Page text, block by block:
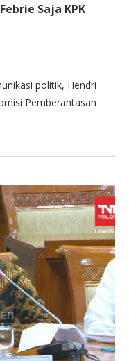
Saja KPK
politik, Hendri
Pemberantasan